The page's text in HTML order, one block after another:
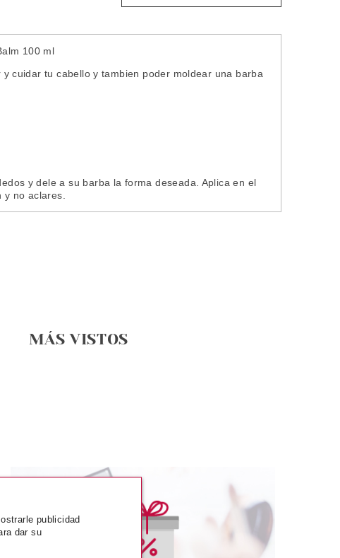
100 ml
cuidar tu cabello y tambien poder moldear una barba
y dele a su barba la forma deseada. Aplica en el
no aclares.
MÁS VISTOS
publicidad
dar su